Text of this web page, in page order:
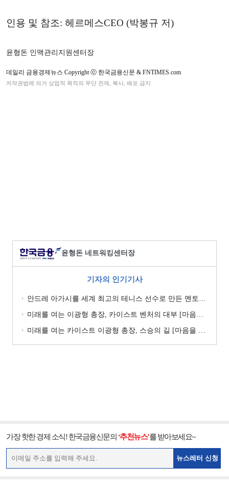
인용 및 참조: 헤르메스CEO (박봉규 저)
윤형돈 인맥관리지원센터장
데일리 금융경제뉴스 Copyright ⓒ 한국금융신문 & FNTIMES.com
저작권법에 의거 상업적 목적의 무단 전재, 복사, 배포 금지
윤형돈 네트워킹센터장
기자의 인기기사
안드레 아가시를 세계 최고의 테니스 선수로 만든 멘토들 [마음을 여는 인맥관리 76]
미래를 여는 이광형 총장, 카이스트 벤처의 대부 [마음을 여는 인맥관리 75]
미래를 여는 카이스트 이광형 총장, 스승의 길 [마음을 여는 인맥관리 74]
가장 핫한 경제 소식! 한국금융신문의 ‘추천뉴스’를 받아보세요~
뉴스레터 신청